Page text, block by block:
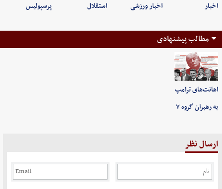
اخبار اخبار ورزشی استقلال پرسپولیس
مطالب پیشنهادی
اهانت‌های ترامپ
به رهبران گروه ۷
ارسال نظر